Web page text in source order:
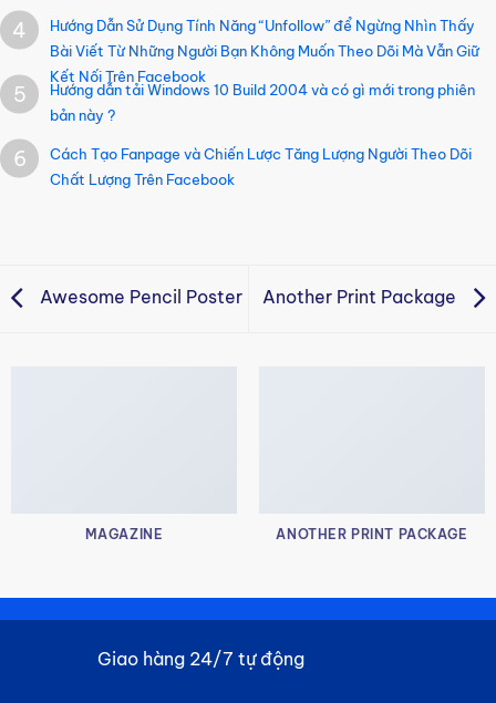
4
Hướng Dẫn Sử Dụng Tính Năng “Unfollow” để Ngừng Nhìn Thấy
Bài Viết Từ Những Người Bạn Không Muốn Theo Dõi Mà Vẫn Giữ
Kết Nối Trên Facebook
5
Hướng dẫn tải Windows 10 Build 2004 và có gì mới trong phiên
bản này ?
6
Cách Tạo Fanpage và Chiến Lược Tăng Lượng Người Theo Dõi
Chất Lượng Trên Facebook
Awesome Pencil Poster Another Print Package
MAGAZINE ANOTHER PRINT PACKAGE
Giao hàng 24/7 tự động